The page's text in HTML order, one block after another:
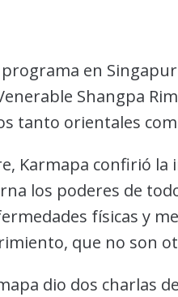
en
Shangpa
tanto orientales
Karmapa confirió la
los poderes de
físicas y
que no son
dio dos charlas